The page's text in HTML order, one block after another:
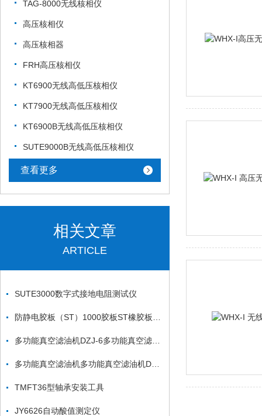
TAG-8000无线核相仪
高压核相仪
高压核相器
FRH高压核相仪
KT6900无线高低压核相仪
KT7900无线高低压核相仪
KT6900B无线高低压核相仪
SUTE9000B无线高低压核相仪
查看更多
相关文章
ARTICLE
SUTE3000数字式接地电阻测试仪
TMFT36型轴承安装工具
JY6626自动酸值测定仪